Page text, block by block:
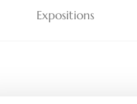
Expositions